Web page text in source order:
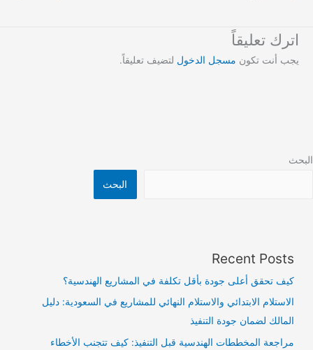
اترك تعليقاً
يجب أنت تكون مسجل الدخول لتضيف تعليقاً.
البحث
البحث
Recent Posts
كيف تحقق أعلى جودة بأقل تكلفة في المشاريع الهندسية؟
الاستلام الابتدائي والاستلام النهائي للمشاريع في السعودية: دليل
المالك لضمان جودة التنفيذ
مراجعة المخططات الهندسية قبل التنفيذ: كيف تتجنب الأخطاء